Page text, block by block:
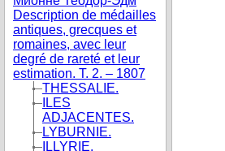
Description de médailles
antiques, grecques et
romaines, avec leur
degré de rareté et leur
estimation. T. 2. – 1807
THESSALIE.
ILES
ADJACENTES.
LYBURNIE.
ILLYRIE.